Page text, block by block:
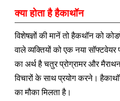
क्या होता है हैकाथॉन
विशेषज्ञों की मानें तो हैकथॉन को
वाले व्यक्तियों को एक नया
का अर्थ है चतुर प्रोग्रामर और
विचारों के साथ प्रयोग करने।
का मौका मिलता है।